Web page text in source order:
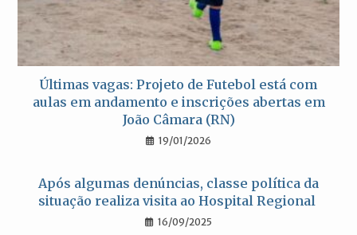
Últimas vagas: Projeto de Futebol está com
aulas em andamento e inscrições abertas em
João Câmara (RN)
19/01/2026
Após algumas denúncias, classe política da
situação realiza visita ao Hospital Regional
16/09/2025